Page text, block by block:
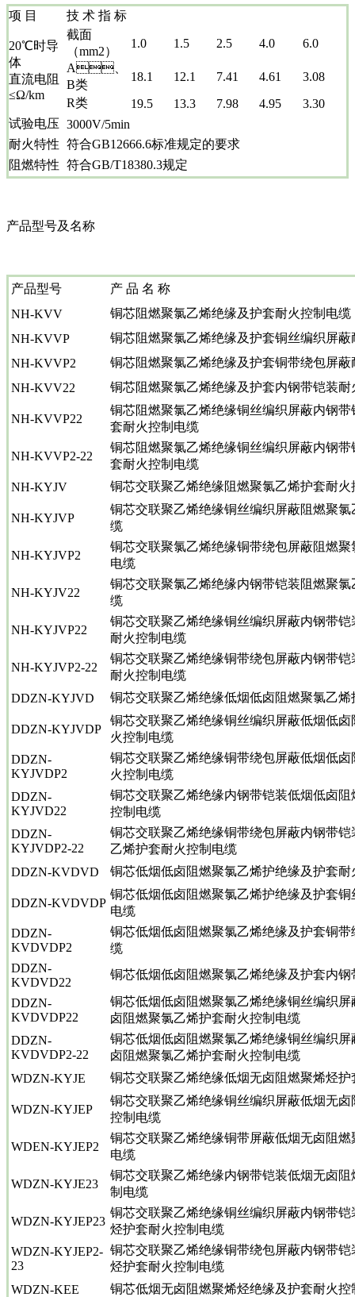
项 目 技 术 指 标
20℃时导
体
直流电阻
≤Ω/km
截面
（mm2）
1.0 1.5 2.5 4.0
6.0
A、
B类
18.1 12.1 7.41 4.61
3.08
R类
19.5 13.3 7.98 4.95
3.30
试验电压 3000V/5min
耐火特性 符合GB12666.6标准规定的要求
阻燃特性 符合GB/T18380.3规定
产品型号及名称
产品型号
产 品 名 称
NH-KVV
铜芯阻燃聚氯乙烯绝缘及护套耐火控制电缆
NH-KVVP
铜芯阻燃聚氯乙烯绝缘及护套铜丝编织屏蔽
NH-KVVP2
铜芯阻燃聚氯乙烯绝缘及护套铜带绕包屏蔽
NH-KVV22
铜芯阻燃聚氯乙烯绝缘及护套内钢带铠装耐
NH-KVVP22
铜芯阻燃聚氯乙烯绝缘铜丝编织屏蔽内钢
套耐火控制电缆
NH-KVVP2-22
铜芯阻燃聚氯乙烯绝缘铜丝编织屏蔽内钢
套耐火控制电缆
NH-KYJV
铜芯交联聚乙烯绝缘阻燃聚氯乙烯护套耐火
NH-KYJVP
铜芯交联聚乙烯绝缘铜丝编织屏蔽阻燃聚
缆
NH-KYJVP2
铜芯交联聚氯乙烯绝缘铜带绕包屏蔽阻燃
电缆
NH-KYJV22
铜芯交联聚氯乙烯绝缘内钢带铠装阻燃聚
缆
NH-KYJVP22
铜芯交联聚乙烯绝缘铜丝编织屏蔽内钢带
耐火控制电缆
NH-KYJVP2-22
铜芯交联聚乙烯绝缘铜带绕包屏蔽内钢带
耐火控制电缆
DDZN-KYJVD
铜芯交联聚乙烯绝缘低烟低卤阻燃聚氯乙
DDZN-KYJVDP
铜芯交联聚乙烯绝缘铜丝编织屏蔽低烟低
火控制电缆
DDZN-
KYJVDP2
铜芯交联聚乙烯绝缘铜带绕包屏蔽低烟低
火控制电缆
DDZN-
KYJVD22
铜芯交联聚乙烯绝缘内钢带铠装低烟低卤
控制电缆
DDZN-
KYJVDP2-22
铜芯交联聚乙烯绝缘铜带绕包屏蔽内钢带
乙烯护套耐火控制电缆
DDZN-KVDVD
铜芯低烟低卤阻燃聚氯乙烯护绝缘及护套耐
DDZN-KVDVDP
铜芯低烟低卤阻燃聚氯乙烯护绝缘及护套
电缆
DDZN-
KVDVDP2
铜芯低烟低卤阻燃聚氯乙烯绝缘及护套铜
缆
DDZN-
KVDVD22
铜芯低烟低卤阻燃聚氯乙烯绝缘及护套内
DDZN-
KVDVDP22
铜芯低烟低卤阻燃聚氯乙烯绝缘铜丝编织
卤阻燃聚氯乙烯护套耐火控制电缆
DDZN-
KVDVDP2-22
铜芯低烟低卤阻燃聚氯乙烯绝缘铜丝编织
卤阻燃聚氯乙烯护套耐火控制电缆
WDZN-KYJE
铜芯交联聚乙烯绝缘低烟无卤阻燃聚烯烃
WDZN-KYJEP
铜芯交联聚乙烯绝缘铜丝编织屏蔽低烟无
控制电缆
WDEN-KYJEP2
铜芯交联聚乙烯绝缘铜带屏蔽低烟无卤阻
电缆
WDZN-KYJE23
铜芯交联聚乙烯绝缘内钢带铠装低烟无卤
制电缆
WDZN-KYJEP23
铜芯交联聚乙烯绝缘铜丝编织屏蔽内钢带
烃护套耐火控制电缆
WDZN-KYJEP2-
23
铜芯交联聚乙烯绝缘铜带绕包屏蔽内钢带
烃护套耐火控制电缆
WDZN-KEE
铜芯低烟无卤阻燃聚烯烃绝缘及护套耐火控